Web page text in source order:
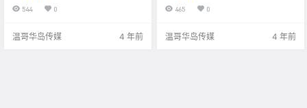
544 0
温哥华岛传媒 4 年前
465 0
温哥华岛传媒 4 年前